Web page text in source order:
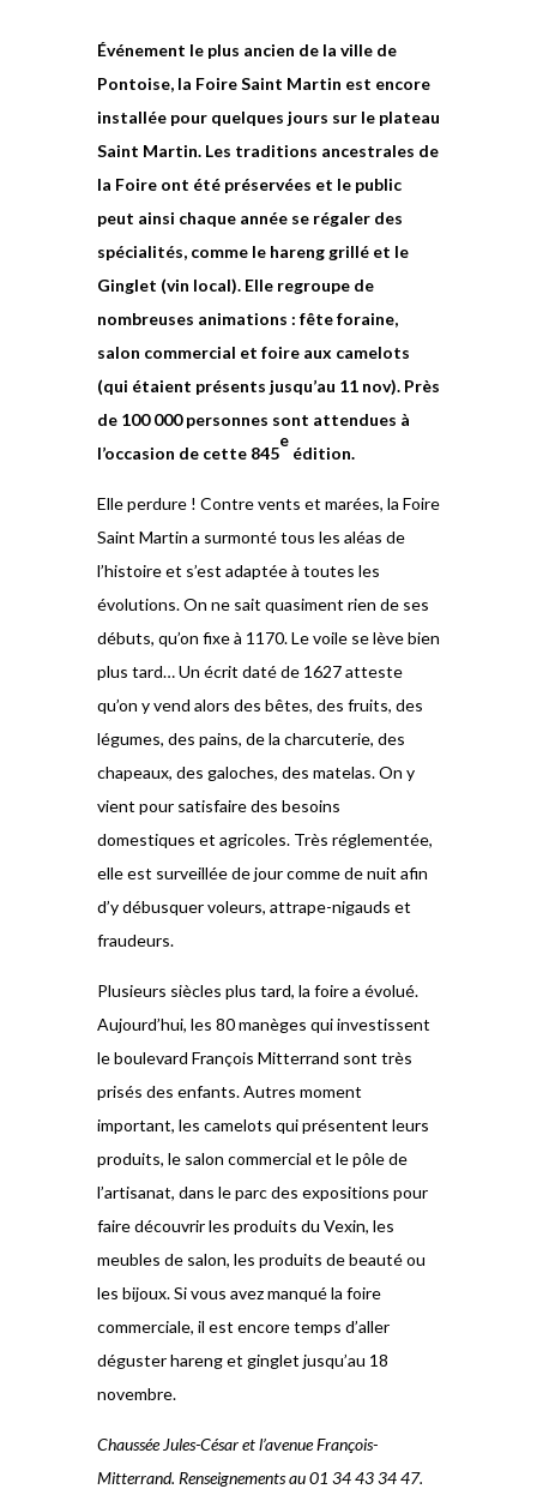
Événement le plus ancien de la ville de
Pontoise, la Foire Saint Martin est encore
installée pour quelques jours sur le plateau
Saint Martin. Les traditions ancestrales de
la Foire ont été préservées et le public
peut ainsi chaque année se régaler des
spécialités, comme le hareng grillé et le
Ginglet (vin local). Elle regroupe de
nombreuses animations : fête foraine,
salon commercial et foire aux camelots
(qui étaient présents jusqu’au 11 nov). Près
de 100 000 personnes sont attendues à
l’occasion de cette 845
e
édition.
Elle perdure ! Contre vents et marées, la Foire
Saint Martin a surmonté tous les aléas de
l’histoire et s’est adaptée à toutes les
évolutions. On ne sait quasiment rien de ses
débuts, qu’on fixe à 1170. Le voile se lève bien
plus tard… Un écrit daté de 1627 atteste
qu’on y vend alors des bêtes, des fruits, des
légumes, des pains, de la charcuterie, des
chapeaux, des galoches, des matelas. On y
vient pour satisfaire des besoins
domestiques et agricoles. Très réglementée,
elle est surveillée de jour comme de nuit afin
d’y débusquer voleurs, attrape-nigauds et
fraudeurs.
Plusieurs siècles plus tard, la foire a évolué.
Aujourd’hui, les 80 manèges qui investissent
le boulevard François Mitterrand sont très
prisés des enfants. Autres moment
important, les camelots qui présentent leurs
produits, le salon commercial et le pôle de
l’artisanat, dans le parc des expositions pour
faire découvrir les produits du Vexin, les
meubles de salon, les produits de beauté ou
les bijoux. Si vous avez manqué la foire
commerciale, il est encore temps d’aller
déguster hareng et ginglet jusqu’au 18
novembre.
Chaussée Jules-César et l’avenue François-
Mitterrand. Renseignements au 01 34 43 34 47.